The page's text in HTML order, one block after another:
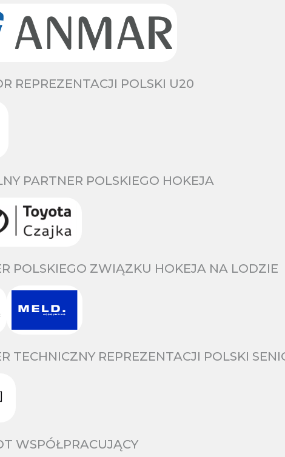
REPREZENTACJI POLSKI U20
PARTNER POLSKIEGO HOKEJA
POLSKIEGO ZWIĄZKU HOKEJA NA LODZIE
TECHNICZNY REPREZENTACJI POLSKI
WSPÓŁPRACUJĄCY